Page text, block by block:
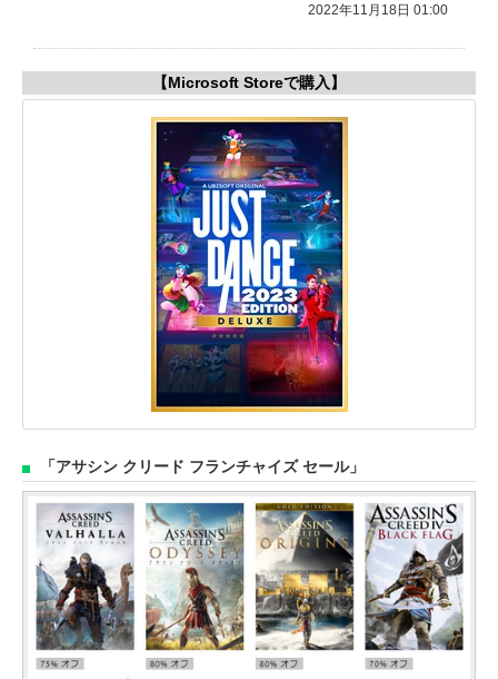
2022年11月18日 01:00
【Microsoft Storeで購入】
「アサシン クリード フランチャイズ セール」